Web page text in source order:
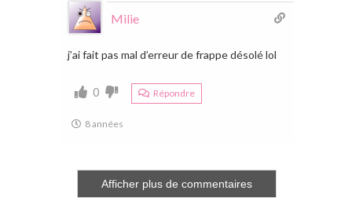
Milie
j’ai fait pas mal d’erreur de frappe désolé lol
0 Répondre
8 années
Afficher plus de commentaires